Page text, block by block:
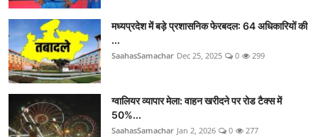
मध्यप्रदेश में बड़े प्रशासनिक फेरबदल: 64 अधिकारियों की
...
SaahasSamachar Dec 25, 2025 0 299
ग्वालियर व्यापार मेला: वाहन खरीदने पर रोड टैक्स में
50%...
SaahasSamachar Jan 2, 2026 0 277